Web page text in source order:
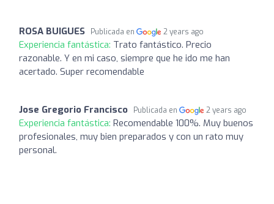
ROSA BUIGUES Publicada en 2 years ago
Experiencia fantástica: Trato fantástico. Precio
razonable. Y en mi caso, siempre que he ido me han
acertado. Super recomendable
Jose Gregorio Francisco Publicada en 2 years ago
Experiencia fantástica: Recomendable 100%. Muy buenos
profesionales, muy bien preparados y con un rato muy
personal.